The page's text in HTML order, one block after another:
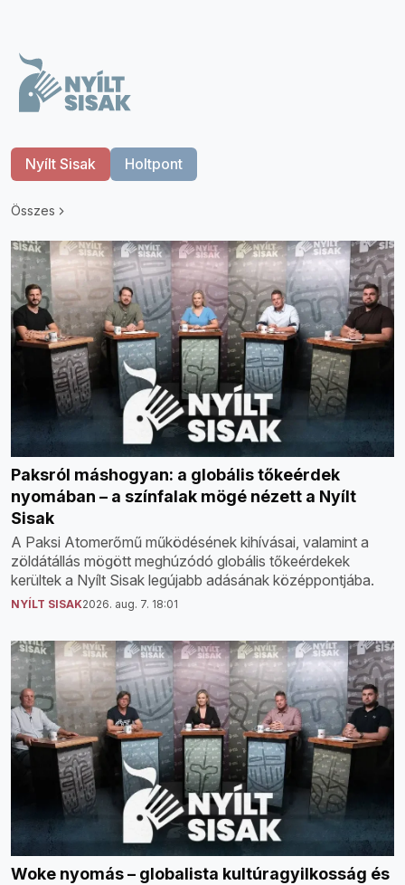
Nyílt Sisak Holtpont
Összes
Paksról máshogyan: a globális tőkeérdek
nyomában – a színfalak mögé nézett a Nyílt
Sisak
A Paksi Atomerőmű működésének kihívásai, valamint a
zöldátállás mögött meghúzódó globális tőkeérdekek
kerültek a Nyílt Sisak legújabb adásának középpontjába.
NYÍLT SISAK2026. aug. 7. 18:01
Woke nyomás – globalista kultúragyilkosság és